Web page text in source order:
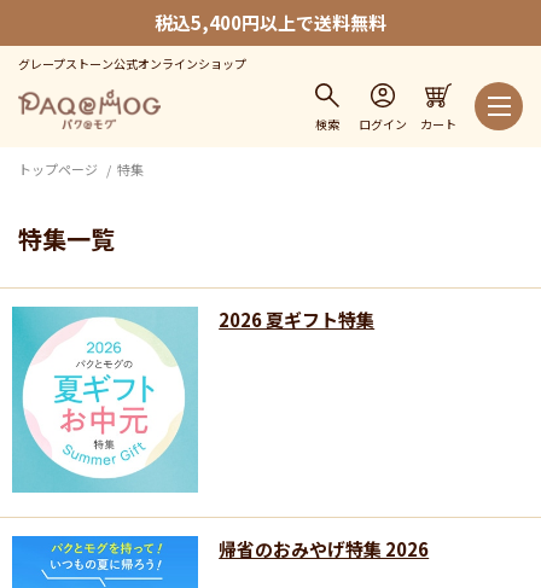
税込5,400円以上で送料無料
グレープストーン公式オンラインショップ
検索 ログイン カート
トップページ 特集
特集一覧
2026 夏ギフト特集
帰省のおみやげ特集 2026